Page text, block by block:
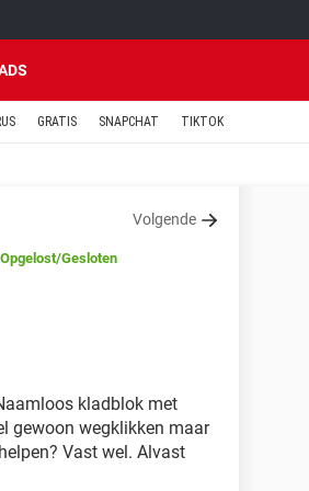
GRATIS SNAPCHAT TIKTOK
Volgende
Opgelost/Gesloten
kladblok met
gewoon wegklikken maar
Vast wel. Alvast